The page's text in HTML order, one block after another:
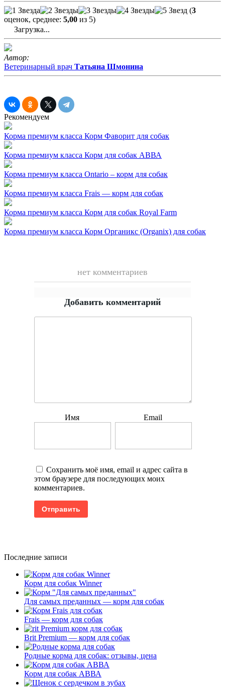
(3
оценок, среднее: 5,00 из 5)
Загрузка...
Автор:
Ветеринарный врач Татьяна Шмонина
Рекомендуем
Корма премиум класса Корм Фаворит для собак
Корма премиум класса Корм для собак АВВА
Корма премиум класса Ontario – корм для собак
Корма премиум класса Frais — корм для собак
Корма премиум класса Корм для собак Royal Farm
Корма премиум класса Корм Органикс (Organix) для собак
нет комментариев
Добавить комментарий
Имя Email
Сохранить моё имя, email и адрес сайта в
этом браузере для последующих моих
комментариев.
Последние записи
Корм для собак Winner
Для самых преданных — корм для собак
Frais — корм для собак
Brit Premium — корм для собак
Родные корма для собак: отзывы, цена
Корм для собак АВВА